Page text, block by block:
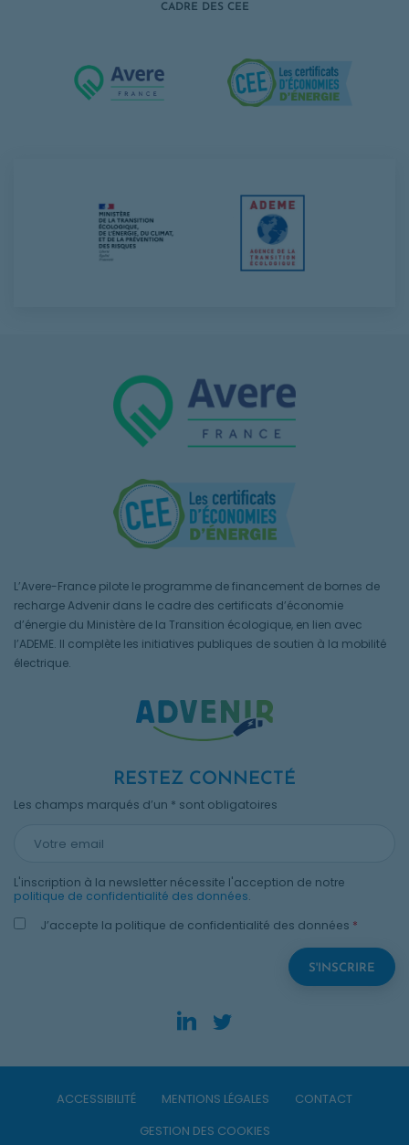
CADRE DES CEE
Opens in a new window
Opens in a new window
L’Avere-France pilote le programme de financement de bornes de
recharge Advenir dans le cadre des certificats d’économie
d’énergie du Ministère de la Transition écologique, en lien avec
l’ADEME. Il complète les initiatives publiques de soutien à la mobilité
électrique.
RESTEZ CONNECTÉ
Les champs marqués d’un * sont obligatoires
L'inscription à la newsletter nécessite l'acception de notre
politique de confidentialité des données.
J’accepte la politique de confidentialité des données *
ACCESSIBILITÉ MENTIONS LÉGALES
CONTACT
GESTION DES COOKIES